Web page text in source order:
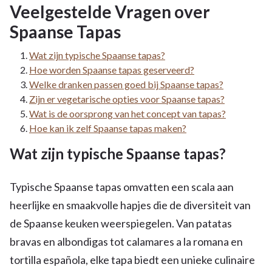
Veelgestelde Vragen over
Spaanse Tapas
Wat zijn typische Spaanse tapas?
Hoe worden Spaanse tapas geserveerd?
Welke dranken passen goed bij Spaanse tapas?
Zijn er vegetarische opties voor Spaanse tapas?
Wat is de oorsprong van het concept van tapas?
Hoe kan ik zelf Spaanse tapas maken?
Wat zijn typische Spaanse tapas?
Typische Spaanse tapas omvatten een scala aan
heerlijke en smaakvolle hapjes die de diversiteit van
de Spaanse keuken weerspiegelen. Van patatas
bravas en albondigas tot calamares a la romana en
tortilla española, elke tapa biedt een unieke culinaire